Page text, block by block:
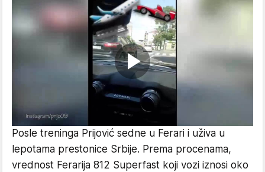
Posle treninga Prijović sedne u Ferari i uživa u
lepotama prestonice Srbije. Prema procenama,
vrednost Ferarija 812 Superfast koji vozi iznosi oko